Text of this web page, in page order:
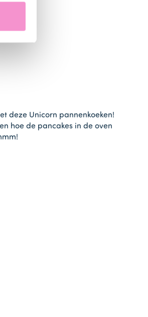
deze Unicorn pannenkoeken!
hoe de pancakes in de oven